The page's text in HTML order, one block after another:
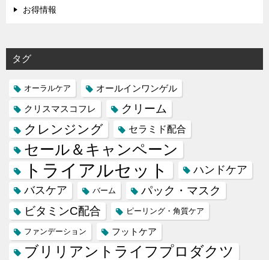
お得情報
タグ
オーラルケア
オールインワンゲル
クリスマスコフレ
クリーム
クレンジング セラミド配合
セール＆キャンペーン
トライアルセット
ハンドケア
バスケア
バーム
パック・マスク
ビタミンC配合
ピーリング・角質ケア
ファンデーション フットケア
ブリリアントライフプロダクツ